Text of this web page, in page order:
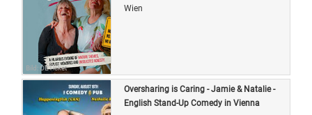
Bild: OETicket
Wien
Oversharing is Caring - Jamie & Natalie -
English Stand-Up Comedy in Vienna